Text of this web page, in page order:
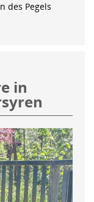
des Pegels
in